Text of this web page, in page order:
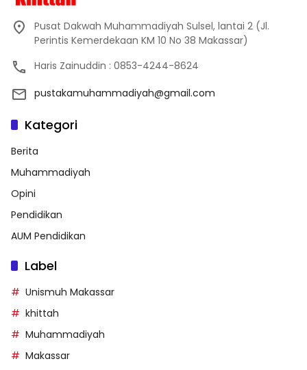
Pusat Dakwah Muhammadiyah Sulsel, lantai 2 (Jl.
Perintis Kemerdekaan KM 10 No 38 Makassar)
Haris Zainuddin : 0853-4244-8624
pustakamuhammadiyah@gmail.com
Kategori
Berita
Muhammadiyah
Opini
Pendidikan
AUM Pendidikan
Label
Unismuh Makassar
khittah
Muhammadiyah
Makassar